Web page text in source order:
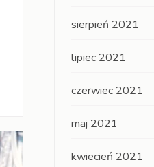
sierpień 2021
lipiec 2021
czerwiec 2021
maj 2021
kwiecień 2021